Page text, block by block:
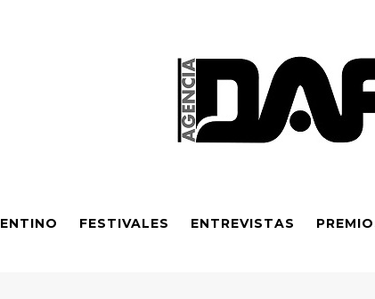
FESTIVALES ENTREVISTAS